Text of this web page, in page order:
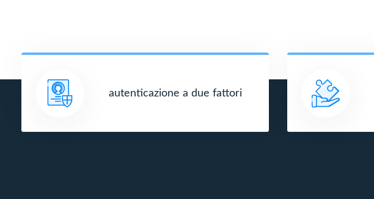
autenticazione a due fattori